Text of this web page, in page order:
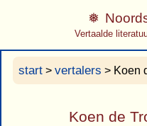
Vertaalde
start > vertalers > Koen
Koen de